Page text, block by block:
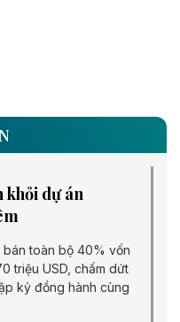
khỏi dự án
toàn bộ 40% vốn
triệu USD, chấm dứt
kỷ đồng hành cùng